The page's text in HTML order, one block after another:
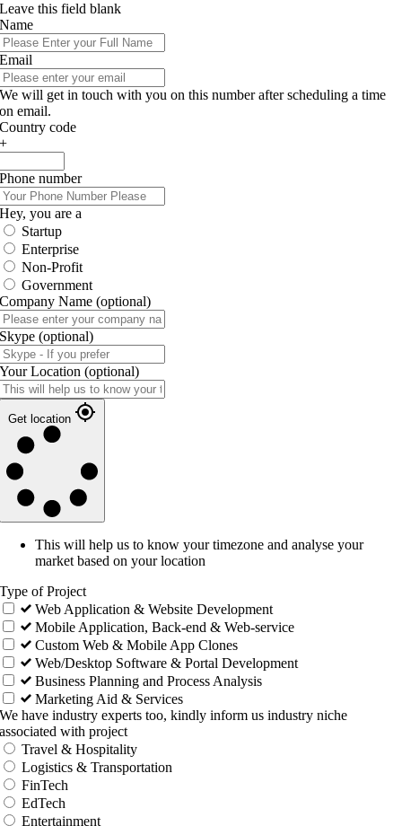
Leave this field blank
Name
Email
We will get in touch with you on this number after scheduling a time
on email.
Country code
+
Phone number
Hey, you are a
Startup
Enterprise
Non-Profit
Government
Company Name (optional)
Skype (optional)
Your Location (optional)
Get location
This will help us to know your timezone and analyse your
market based on your location
Type of Project
Web Application & Website Development
Mobile Application, Back-end & Web-service
Custom Web & Mobile App Clones
Web/Desktop Software & Portal Development
Business Planning and Process Analysis
Marketing Aid & Services
We have industry experts too, kindly inform us industry niche
associated with project
Travel & Hospitality
Logistics & Transportation
FinTech
EdTech
Entertainment